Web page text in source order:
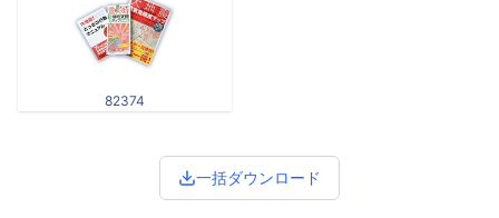
82374
一括ダウンロード